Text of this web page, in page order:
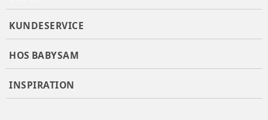
KUNDESERVICE
HOS BABYSAM
INSPIRATION